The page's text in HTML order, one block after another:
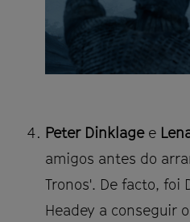
Peter Dinklagee
amigos antes do
Tronos'. De facto, foi
Headey a conseguir